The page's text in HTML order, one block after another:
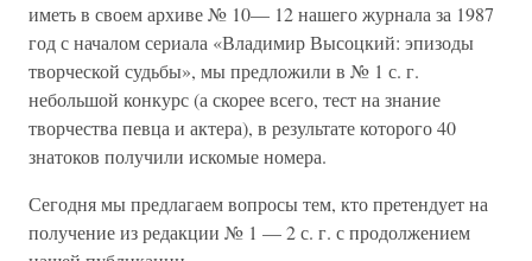
иметь в своем архиве № 10— 12 нашего журнала за 1987
год с началом сериала «Владимир Высоцкий: эпизоды
творческой судьбы», мы предложили в № 1 с. г.
небольшой конкурс (а скорее всего, тест на знание
творчества певца и актера), в результате которого 40
знатоков получили искомые номера.
Сегодня мы предлагаем вопросы тем, кто претендует на
получение из редакции № 1 — 2 с. г. с продолжением